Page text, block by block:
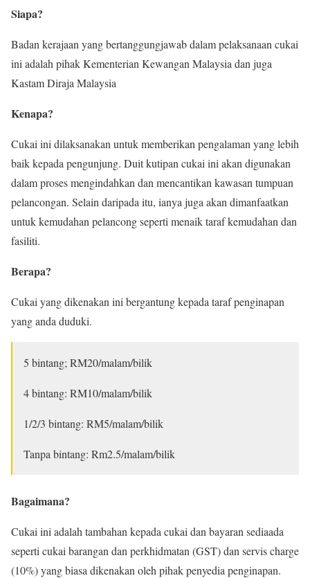
Siapa?
Badan kerajaan yang bertanggungjawab dalam pelaksanaan cukai
ini adalah pihak Kementerian Kewangan Malaysia dan juga
Kastam Diraja Malaysia
Kenapa?
Cukai ini dilaksanakan untuk memberikan pengalaman yang lebih
baik kepada pengunjung. Duit kutipan cukai ini akan digunakan
dalam proses mengindahkan dan mencantikan kawasan tumpuan
pelancongan. Selain daripada itu, ianya juga akan dimanfaatkan
untuk kemudahan pelancong seperti menaik taraf kemudahan dan
fasiliti.
Berapa?
Cukai yang dikenakan ini bergantung kepada taraf penginapan
yang anda duduki.
5 bintang; RM20/malam/bilik
4 bintang: RM10/malam/bilik
1/2/3 bintang: RM5/malam/bilik
Tanpa bintang: Rm2.5/malam/bilik
Bagaimana?
Cukai ini adalah tambahan kepada cukai dan bayaran sediaada
seperti cukai barangan dan perkhidmatan (GST) dan servis charge
(10%) yang biasa dikenakan oleh pihak penyedia penginapan.